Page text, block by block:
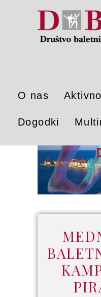
O nas
Dogodki